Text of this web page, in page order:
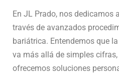
En JL Prado, nos dedicamos
través de avanzados
bariátrica. Entendemos que
va más allá de simples cifras,
ofrecemos soluciones